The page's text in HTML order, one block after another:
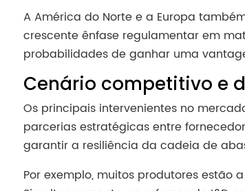
A América do Norte e a Europa
crescente ênfase regulamentar em
probabilidades de ganhar uma
Cenário competitivo e
Os principais intervenientes no
parcerias estratégicas entre
garantir a resiliência da cadeia de
Por exemplo, muitos produtores